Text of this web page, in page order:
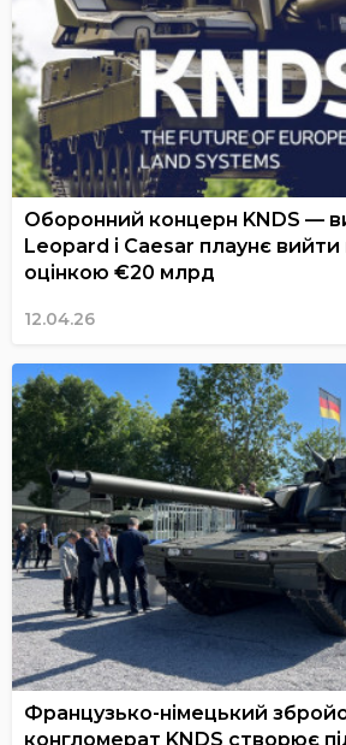
Оборонний концерн KNDS —
Leopard і Caesar плаyнє вийти
оцінкою €20 млрд
12.04.26
Французько-німецький
конгломерат KNDS створює